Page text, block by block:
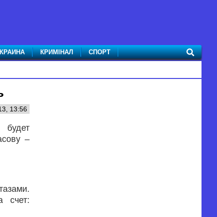
КРИМІНАЛ СПОРТ
13:56
–
счет: